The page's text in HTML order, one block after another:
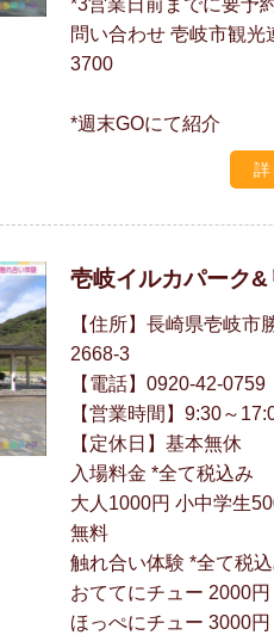
*3営業日前までに要予
問い合わせ 壱岐市観光
3700
*週末GOにて紹介
詳
壱岐イルカパーク&
【住所】長崎県壱岐市
2668-3
【電話】0920-42-0759
【営業時間】9:30～
【定休日】基本無休
入場料金 *全て税込み
大人1000円 小中学生
無料
触れ合い体験 *全て税
おててにチュー 2000円
ほっぺにチュー 3000円